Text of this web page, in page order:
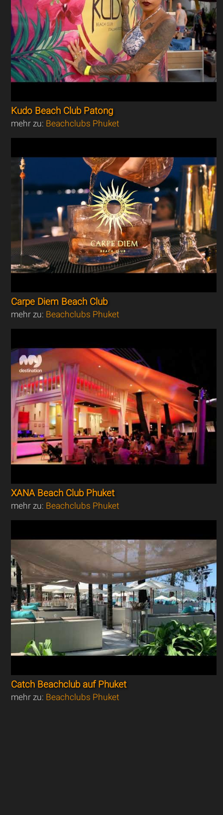
Kudo Beach Club Patong
mehr zu: Beachclubs Phuket
Carpe Diem Beach Club
mehr zu: Beachclubs Phuket
XANA Beach Club Phuket
mehr zu: Beachclubs Phuket
Catch Beachclub auf Phuket
mehr zu: Beachclubs Phuket